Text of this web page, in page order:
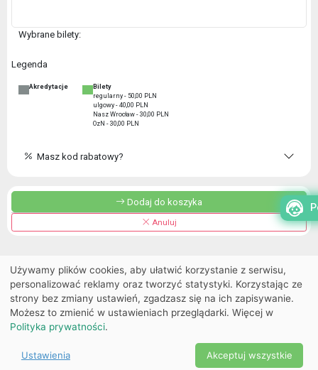
Wybrane bilety:
Legenda
Akredytacje
Bilety
regularny - 50,00 PLN
ulgowy - 40,00 PLN
Nasz Wrocław - 30,00 PLN
OzN - 30,00 PLN
Masz kod rabatowy?
Dodaj do koszyka
Anuluj
Ekobilet2026 |
Ustawienia
cookies
2026
Używamy plików cookies, aby ułatwić korzystanie z serwisu,
personalizować reklamy oraz tworzyć statystyki. Korzystając ze
strony bez zmiany ustawień, zgadzasz się na ich zapisywanie.
Możesz to zmienić w ustawieniach przeglądarki. Więcej w
Polityka prywatności.
Ustawienia Akceptuj wszystkie